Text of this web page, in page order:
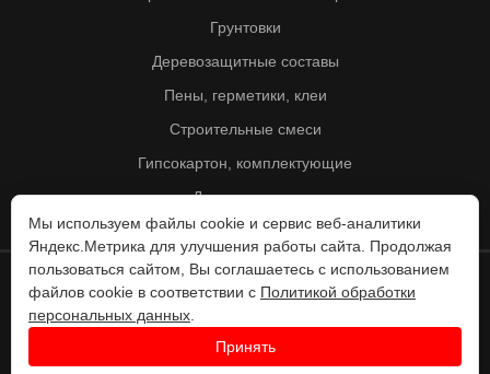
Грунтовки
Деревозащитные составы
Пены, герметики, клеи
Строительные смеси
Гипсокартон, комплектующие
Другие товары
© Колорит 1995 - 2026
Разработка веб-сайта -
Мы используем файлы cookie и сервис веб-аналитики
Яндекс.Метрика для улучшения работы сайта. Продолжая
пользоваться сайтом, Вы соглашаетесь с использованием
файлов cookie в соответствии с Политикой обработки
персональных данных
Принять